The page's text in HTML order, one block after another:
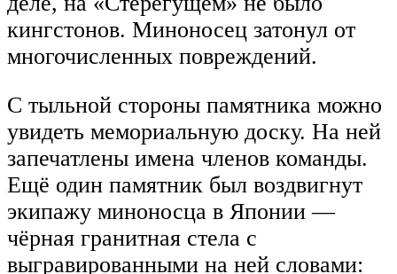
кингстонов. Миноносец затонул от
многочисленных повреждений.
С тыльной стороны памятника можно
увидеть мемориальную доску. На ней
запечатлены имена членов команды.
Ещё один памятник был воздвигнут
экипажу миноносца в Японии —
чёрная гранитная стела с
выгравированными на ней словами: